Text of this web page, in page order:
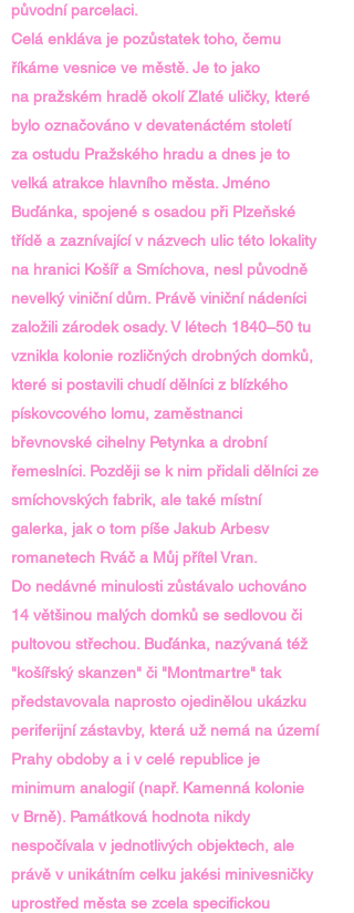
původní parcelaci.
Celá enkláva je pozůstatek toho, čemu
říkáme vesnice ve městě. Je to jako
na pražském hradě okolí Zlaté uličky, které
bylo označováno v devatenáctém století
za ostudu Pražského hradu a dnes je to
velká atrakce hlavního města. Jméno
Buďánka, spojené s osadou při Plzeňské
třídě a zaznívající v názvech ulic této lokality
na hranici Košíř a Smíchova, nesl původně
nevelký viniční dům. Právě viniční nádeníci
založili zárodek osady. V létech 1840–50 tu
vznikla kolonie rozličných drobných domků,
které si postavili chudí dělníci z blízkého
pískovcového lomu, zaměstnanci
břevnovské cihelny Petynka a drobní
řemeslníci. Později se k nim přidali dělníci ze
smíchovských fabrik, ale také místní
galerka, jak o tom píše Jakub Arbesv
romanetech Rváč a Můj přítel Vran.
Do nedávné minulosti zůstávalo uchováno
14 většinou malých domků se sedlovou či
pultovou střechou. Buďánka, nazývaná též
"košířský skanzen" či "Montmartre" tak
představovala naprosto ojedinělou ukázku
periferijní zástavby, která už nemá na území
Prahy obdoby a i v celé republice je
minimum analogií (např. Kamenná kolonie
v Brně). Památková hodnota nikdy
nespočívala v jednotlivých objektech, ale
právě v unikátním celku jakési minivesničky
uprostřed města se zcela specifickou